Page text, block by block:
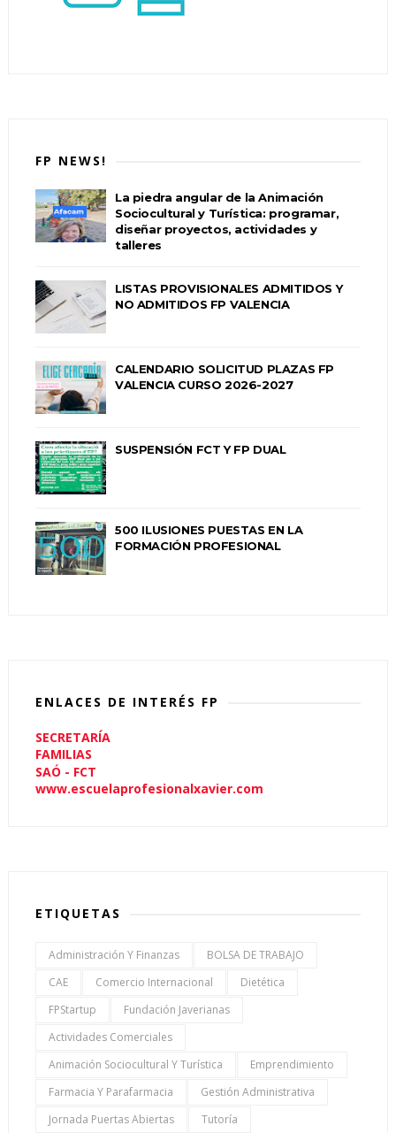
FP NEWS!
La piedra angular de la Animación
Sociocultural y Turística: programar,
diseñar proyectos, actividades y
talleres
LISTAS PROVISIONALES ADMITIDOS Y
NO ADMITIDOS FP VALENCIA
CALENDARIO SOLICITUD PLAZAS FP
VALENCIA CURSO 2026-2027
SUSPENSIÓN FCT Y FP DUAL
500 ILUSIONES PUESTAS EN LA
FORMACIÓN PROFESIONAL
ENLACES DE INTERÉS FP
SECRETARÍA
FAMILIAS
SAÓ - FCT
www.escuelaprofesionalxavier.com
ETIQUETAS
Administración Y Finanzas
BOLSA DE TRABAJO
CAE
Comercio Internacional
Dietética
FPStartup
Fundación Javerianas
Actividades Comerciales
Animación Sociocultural Y Turística
Emprendimiento
Farmacia Y Parafarmacia
Gestión Administrativa
Jornada Puertas Abiertas
Tutoría